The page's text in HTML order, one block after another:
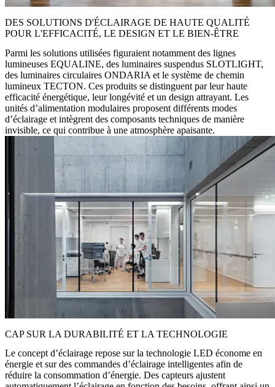
DES SOLUTIONS D'ÉCLAIRAGE DE HAUTE QUALITÉ
POUR L'EFFICACITÉ, LE DESIGN ET LE BIEN-ÊTRE
Parmi les solutions utilisées figuraient notamment des lignes
lumineuses EQUALINE, des luminaires suspendus SLOTLIGHT,
des luminaires circulaires ONDARIA et le système de chemin
lumineux TECTON. Ces produits se distinguent par leur haute
efficacité énergétique, leur longévité et un design attrayant. Les
unités d’alimentation modulaires proposent différents modes
d’éclairage et intègrent des composants techniques de manière
invisible, ce qui contribue à une atmosphère apaisante.
CAP SUR LA DURABILITÉ ET LA TECHNOLOGIE
Le concept d’éclairage repose sur la technologie LED économe en
énergie et sur des commandes d’éclairage intelligentes afin de
réduire la consommation d’énergie. Des capteurs ajustent